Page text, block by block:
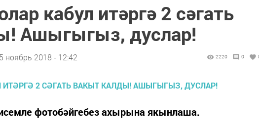
кабул итәргә 2 сәгать
Ашыгыгыз, дуслар!
ноябрь 2018 - 12:42 2220 0
фотобәйгебез ахырына якынлаша.